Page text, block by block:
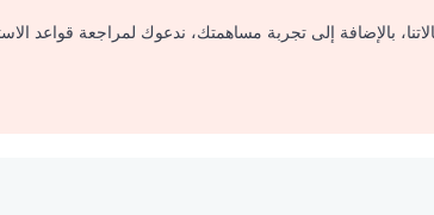
بالإضافة إلى تجربة مساهمتك، ندعوك لمراجعة قواعد